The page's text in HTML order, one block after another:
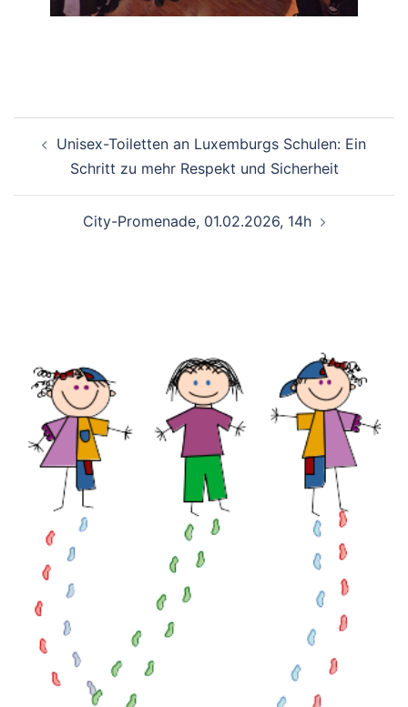
Unisex-Toiletten an Luxemburgs Schulen: Ein
Schritt zu mehr Respekt und Sicherheit
City-Promenade, 01.02.2026, 14h